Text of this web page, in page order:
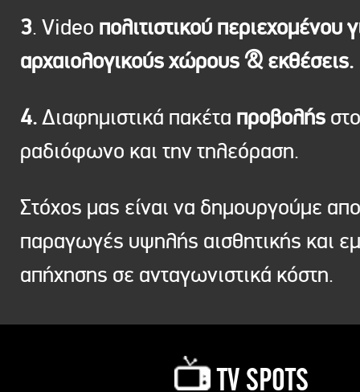
3. Video πολιτιστικού περιεχομένου
αρχαιολογικούς χώρους & εκθέσεις.
4.Διαφημιστικά πακέτα προβολής στο
ραδιόφωνο και την τηλεόραση.
Στόχος μας είναι να δημουργούμε
παραγωγές υψηλής αισθητικής και
απήχησης σε ανταγωνιστικά κόστη.
TV SPOTS